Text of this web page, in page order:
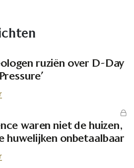
ruziën over D-Day
waren niet de huizen,
huwelijken onbetaalbaar